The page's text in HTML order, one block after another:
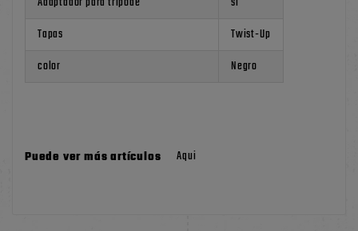
Tapas
Twist-Up
color
Negro
Puede ver más artículos Aqui